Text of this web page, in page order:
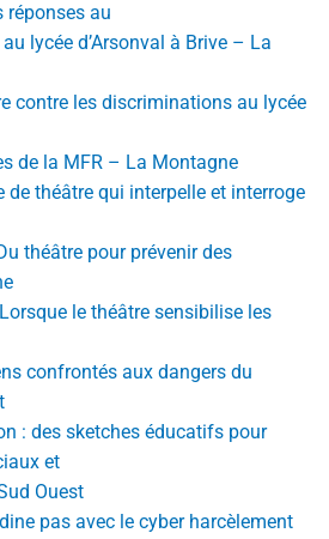
réponses au
lycée d’Arsonval à Brive – La
contre les discriminations au lycée
de la MFR – La Montagne
de théâtre qui interpelle et interroge
théâtre pour prévenir des
le théâtre sensibilise les
confrontés aux dangers du
: des sketches éducatifs pour
et
Ouest
pas avec le cyber harcèlement